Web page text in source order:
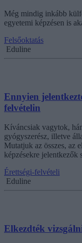
Még mindig inkább
egyetemi képzésen is
Felsőoktatás
Eduline
Ennyien
felvételin
Kíváncsiak vagytok,
gyógyszerész, illetve
Mutatjuk az összes, az
képzésekre jelentkezők
Érettségi-felvételi
Eduline
Elkezdték